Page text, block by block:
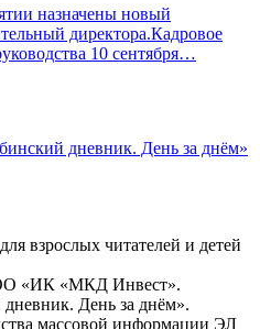
назначены новый
директора.Кадровое
10 сентября…
дневник. День за днём»
взрослых читателей и детей
«ИК «МКД Инвест».
День за днём».
массовой информации ЭЛ